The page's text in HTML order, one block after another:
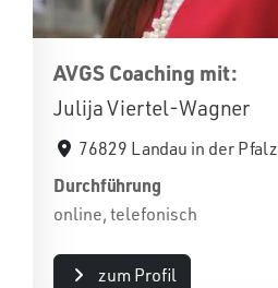
AVGS Coaching mit:
Julija Viertel-Wagner
76829 Landau in der Pfalz
Durchführung
online, telefonisch
zum Profil